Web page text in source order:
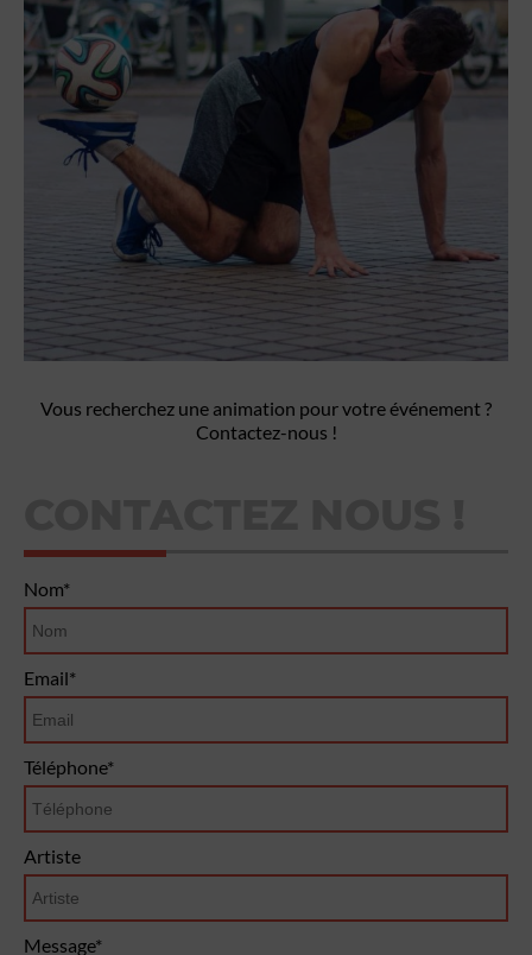
Vous recherchez une animation pour votre événement ?
Contactez-nous !
Nom*
Email*
Téléphone*
Artiste
Message*